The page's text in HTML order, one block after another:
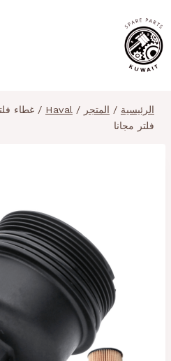
إلى
المحتوى
الرئيسية / المتجر /
Haval
/
فلتر مجانا